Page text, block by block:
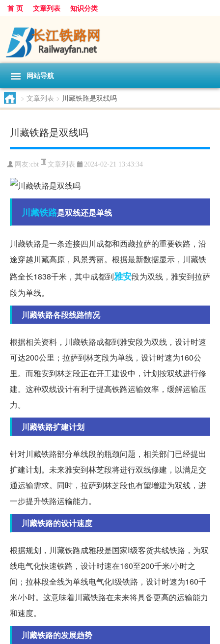
首 页 文章列表 知识分类
网站导航
> 文章列表 > 川藏铁路是双线吗
川藏铁路是双线吗
网友:cbt 文章列表 2024-02-21 13:43:34
川藏铁路是双线还是单线
川藏铁路是一条连接四川成都和西藏拉萨的重要铁路，沿
途穿越川藏高原，风景秀丽。根据最新数据显示，川藏铁
路全长1838千米，其中成都到雅安段为双线，雅安到拉萨
段为单线。
川藏铁路各段线路情况
根据相关资料，川藏铁路成都到雅安段为双线，设计时速
可达200公里；拉萨到林芝段为单线，设计时速为160公
里。而雅安到林芝段正在开工建设中，计划按双线进行修
建。这种双线设计有利于提高铁路运输效率，缓解运输压
力。
川藏铁路扩建计划
针对川藏铁路部分单线段的瓶颈问题，相关部门已经提出
扩建计划。未来雅安到林芝段将进行双线修建，以满足交
通运输需求。同时，拉萨到林芝段也有望增建为双线，进
一步提升铁路运输能力。
川藏铁路的设计速度
根据规划，川藏铁路成雅段是国家Ⅰ级客货共线铁路，为双
线电气化快速铁路，设计时速在160至200千米/小时之
间；拉林段全线为单线电气化Ⅰ级铁路，设计时速为160千
米/小时。这意味着川藏铁路在未来将具备更高的运输能力
和速度。
川藏铁路的发展趋势